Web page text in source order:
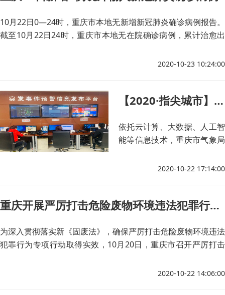
10月22日0—24时，重庆市本地无新增新冠肺炎确诊病例报告。
截至10月22日24时，重庆市本地无在院确诊病例，累计治愈出
2020-10-23 10:24:00
【2020·指尖城市】重庆建设智慧气象“四天”系统 准确及时预报灾害天气
依托云计算、大数据、人工智
能等信息技术，重庆市气象局
统，大幅提升天气预报准确
2020-10-22 17:14:00
重庆开展严厉打击危险废物环境违法犯罪行为专项行动现场督导
为深入贯彻落实新《固废法》，确保严厉打击危险废物环境违法
犯罪行为专项行动取得实效，10月20日，重庆市召开严厉打击
21日开始，用10天时间对12个重点区县进行现场督导，其余区
2020-10-22 14:06:00